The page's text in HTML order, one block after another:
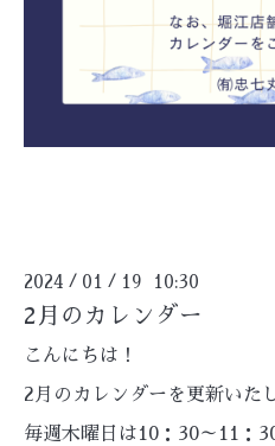
2024 / 01 / 19 10:30
2月のカレンダー
こんにちは！
2月のカレンダーを更新いた
毎週木曜日は10：30～11：